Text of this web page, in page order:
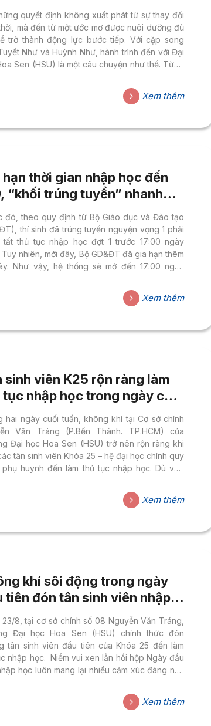
của cặp song sinh đến từ
Thơ
quyết định không xuất phát từ sự thay đổi
mà đến từ một ước mơ được nuôi dưỡng đủ
trở thành động lực bước tiếp. Với cặp song
Như và Huỳnh Như, hành trình đến với Đại
Sen (HSU) là một câu chuyện như thế. Từng
năm 2025, hai chị em đã mong muốn trở
sinh viên Đại học Hoa Sen. Tuy nhiên, sau khi
Xem thêm
hạn thời gian nhập học đến
“khối trúng tuyển” nhanh
đến HSU hoàn tất nhập học
đó, theo quy định từ Bộ Giáo dục và Đào tạo
thí sinh đã trúng tuyển nguyện vọng 1 phải
tất thủ tục nhập học đợt 1 trước 17:00 ngày
nhiên, mới đây, Bộ GD&ĐT đã gia hạn thêm
Như vậy, hệ thống sẽ mở đến 17:00 ngày
tất thủ tục nhập học. HSU hỗ trợ làm thủ tục
học xuyên lễ Từ ngày 30/8 đến 02/9, Trung
Xem thêm
sinh viên K25 rộn ràng làm
nhập học trong ngày cuối
hai ngày cuối tuần, không khí tại Cơ sở chính
Văn Tráng (P.Bến Thành. TP.HCM) của
Đại học Hoa Sen (HSU) trở nên rộn ràng khi
tân sinh viên Khóa 25 – hệ đại học chính quy
huynh đến làm thủ tục nhập học. Dù vào
rất đông, cho thấy tinh thần háo hức và sự
bị chu đáo cho chặng đường đại học sắp tới.
từ ngày...
Xem thêm
khí sôi động trong ngày
tiên đón tân sinh viên nhập
23/8, tại cơ sở chính số 08 Nguyễn Văn Tráng,
Đại học Hoa Sen (HSU) chính thức đón
tân sinh viên đầu tiên của Khóa 25 đến làm
nhập học. Niềm vui xen lẫn hồi hộp Ngày đầu
học luôn mang lại nhiều cảm xúc đáng nhớ
sinh viên HSU cùng gia đình đã có mặt từ
để hoàn thiện hồ sơ, xác nhận trở thành thành
Xem thêm